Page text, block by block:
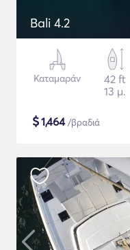
Bali 4.2
Καταμαράν
42 ft
13 μ.
$1,464/βραδιά